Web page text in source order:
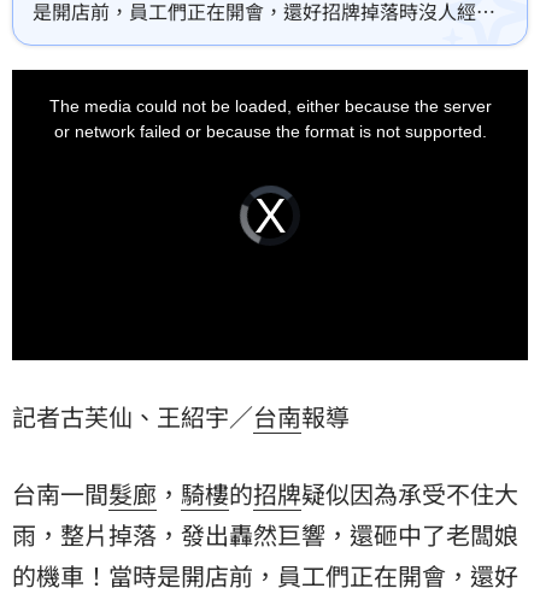
是開店前，員工們正在開會，還好招牌掉落時沒人經
過，不過這片招牌才用3年，疑似是因為大成木頭製招牌
部分腐爛才掉落！
Video
Player
is
loading.
The media could not be loaded, either because the server
or network failed or because the format is not supported.
記者古芙仙、王紹宇／台南報導
台南一間髮廊 ， 騎樓的招牌疑似因為承受不住大
雨 ，整片掉落，發出轟然巨響，還砸中了老闆娘
的機車！當時是開店前，員工們正在開會，還好